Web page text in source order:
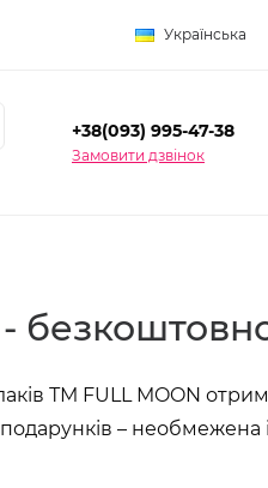
Українська
+38(093) 995-47-38
Замовити дзвінок
ТМ FULL MOON
– необмежена і